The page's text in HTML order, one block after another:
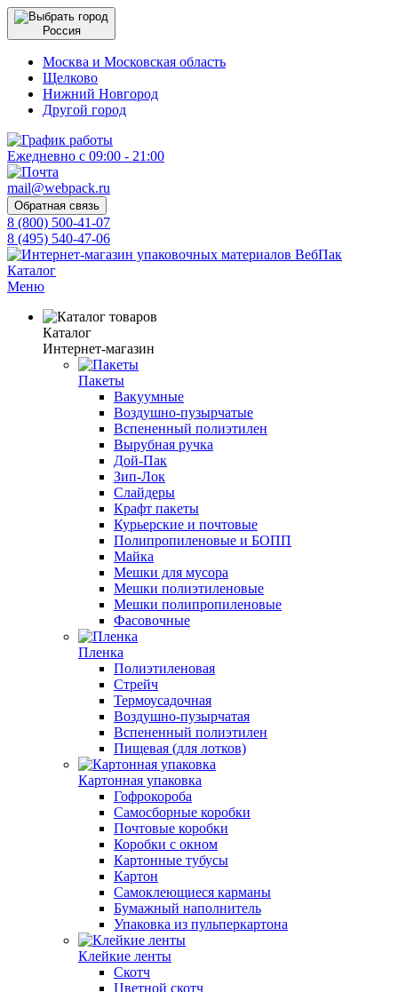
Россия
Москва и Московская область
Щелково
Нижний Новгород
Другой город
Ежедневно с 09:00 - 21:00
mail@webpack.ru
Обратная связь
8 (800) 500-41-07
8 (495) 540-47-06
Каталог
Меню
Каталог
Интернет-магазин
Пакеты
Вакуумные
Воздушно-пузырчатые
Вспененный полиэтилен
Вырубная ручка
Дой-Пак
Зип-Лок
Слайдеры
Крафт пакеты
Курьерские и почтовые
Полипропиленовые и БОПП
Майка
Мешки для мусора
Мешки полиэтиленовые
Мешки полипропиленовые
Фасовочные
Пленка
Полиэтиленовая
Стрейч
Термоусадочная
Воздушно-пузырчатая
Вспененный полиэтилен
Пищевая (для лотков)
Картонная упаковка
Гофрокороба
Самосборные коробки
Почтовые коробки
Коробки с окном
Картонные тубусы
Картон
Самоклеющиеся карманы
Бумажный наполнитель
Упаковка из пульперкартона
Клейкие ленты
Скотч
Цветной скотч